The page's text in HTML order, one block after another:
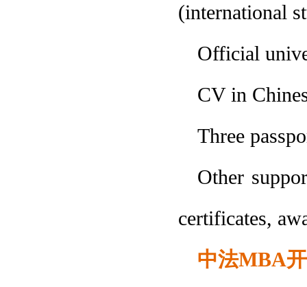
(international
Official
CV in
Three
Other
certificates,
中法MBA